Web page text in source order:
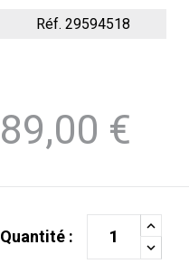
Réf. 29594518
89,00 €
Quantité :